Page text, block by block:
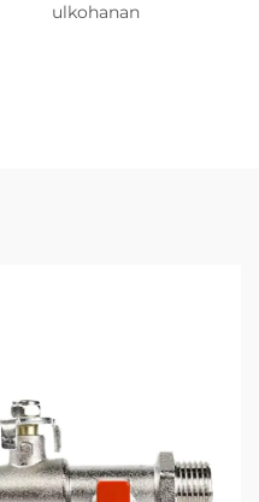
ulkohanan